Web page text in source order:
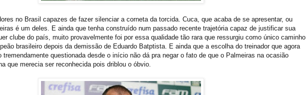
no Brasil capazes de fazer silenciar a corneta da torcida. Cuca, que acaba de se apresentar, ou
é um deles. E ainda que tenha construído num passado recente trajetória capaz de justificar sua
clube do país, muito provavelmente foi por essa qualidade tão rara que ressurgiu como único caminho
brasileiro depois da demissão de Eduardo Batptista. E ainda que a escolha do treinador que agora
tremendamente questionada desde o início não dá pra negar o fato de que o Palmeiras na ocasião
que merecia ser reconhecida pois driblou o óbvio.